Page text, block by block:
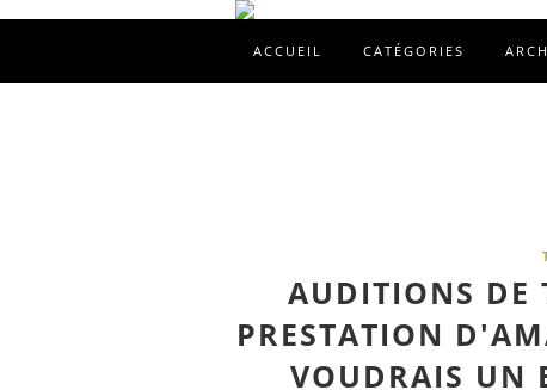
ACCUEIL CATÉGORIES
AUDITIONS DE
PRESTATION
VOUDRAIS UN